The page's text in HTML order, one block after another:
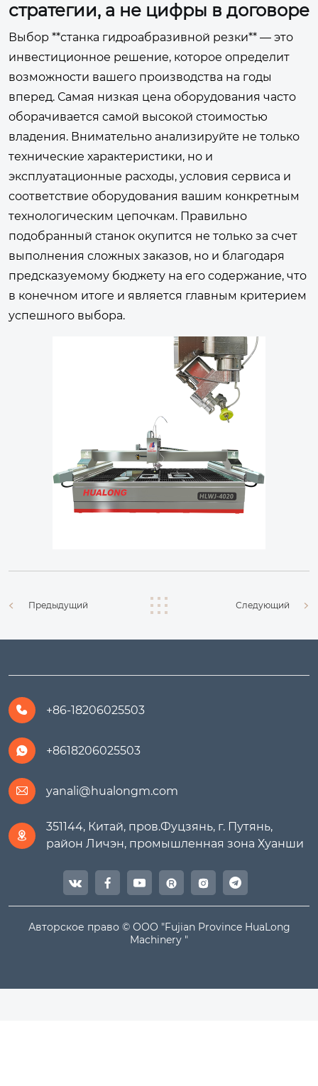
стратегии, а не цифры в договоре
Выбор **станка гидроабразивной резки** — это
инвестиционное решение, которое определит
возможности вашего производства на годы
вперед. Самая низкая цена оборудования часто
оборачивается самой высокой стоимостью
владения. Внимательно анализируйте не только
технические характеристики, но и
эксплуатационные расходы, условия сервиса и
соответствие оборудования вашим конкретным
технологическим цепочкам. Правильно
подобранный станок окупится не только за счет
выполнения сложных заказов, но и благодаря
предсказуемому бюджету на его содержание, что
в конечном итоге и является главным критерием
успешного выбора.
Предыдущий Следующий
 +86-18206025503
 +8618206025503
 yanali@hualongm.com

351144, Китай, пров.Фуцзянь, г. Путянь,
район Личэн, промышленная зона Хуанши
   
Авторское право © ООО "Fujian Province HuaLong
Machinery "